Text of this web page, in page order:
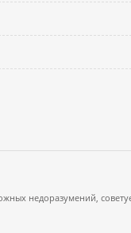
недоразумений,